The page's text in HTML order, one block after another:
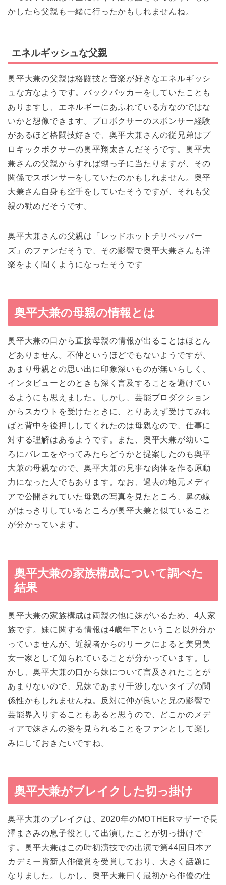
かしたら父親も一緒に行ったかもしれませんね。
エネルギッシュな父親
奥平大兼の父親は格闘技と音楽が好きなエネルギッシ
ュな方なようです。バックパッカーをしていたことも
ありますし、エネルギーにあふれている方なのではな
いかと想像できます。プロボクサーのスポンサー経験
があるほど格闘技好きで、奥平大兼さんの従兄弟はプ
ロキックボクサーの奥平翔太さんだそうです。奥平大
兼さんの父親からすれば甥っ子に当たりますが、その
関係でスポンサーをしていたのかもしれません。奥平
大兼さん自身も空手をしていたそうですが、それも父
親の勧めだそうです。
奥平大兼さんの父親は「レッドホットチリペッパー
ズ」のファンだそうで、その影響で奥平大兼さんも洋
楽をよく聞くようになったそうです
奥平大兼の母親の情報とは
奥平大兼の口から直接母親の情報が出ることはほとん
どありません。不仲というほどでもないようですが、
あまり母親との思い出に印象深いものが無いらしく、
インタビューとのときも深く言及することを避けてい
るようにも思えました。しかし、芸能プロダクション
からスカウトを受けたときに、とりあえず受けてみれ
ばと背中を後押ししてくれたのは母親なので、仕事に
対する理解はあるようです。また、奥平大兼が幼いこ
ろにバレエをやってみたらどうかと提案したのも奥平
大兼の母親なので、奥平大兼の見事な肉体を作る原動
力になった人でもあります。なお、過去の地元メディ
アで公開されていた母親の写真を見たところ、鼻の線
がはっきりしているところが奥平大兼と似ていること
が分かっています。
奥平大兼の家族構成について調べた
結果
奥平大兼の家族構成は両親の他に妹がいるため、4人家
族です。妹に関する情報は4歳年下ということ以外分か
っていませんが、近親者からのリークによると美男美
女一家として知られていることが分かっています。し
かし、奥平大兼の口から妹について言及されたことが
あまりないので、兄妹であまり干渉しないタイプの関
係性かもしれませんね。反対に仲が良いと兄の影響で
芸能界入りすることもあると思うので、どこかのメデ
ィアで妹さんの姿を見られることをファンとして楽し
みにしておきたいですね。
奥平大兼がブレイクした切っ掛け
奥平大兼のブレイクは、2020年のMOTHERマザーで長
澤まさみの息子役として出演したことが切っ掛けで
す。奥平大兼はこの時初演技での出演で第44回日本ア
カデミー賞新人俳優賞を受賞しており、大きく話題に
なりました。しかし、奥平大兼曰く最初から俳優の仕